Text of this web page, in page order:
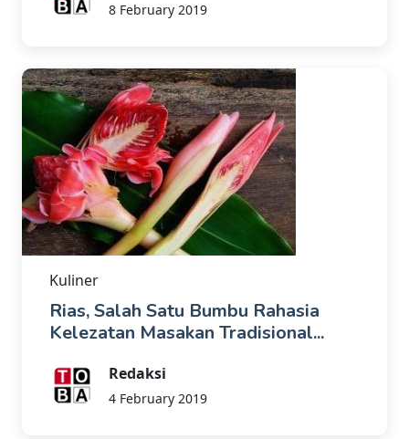
8 February 2019
Kuliner
Rias, Salah Satu Bumbu Rahasia
Kelezatan Masakan Tradisional...
Redaksi
4 February 2019